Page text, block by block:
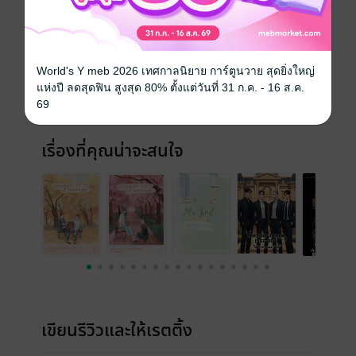
ประเภทไฟล์ pdf, epub (สารบัญ)
ความยาว 46 หน้า (≈ 7,423 คำ)
ราคาปก
เรื่องที่คุณน่าจะสนใจ
เขียนรีวิวและให้เรตติ้ง
World's Y meb 2026 เทศกาลนิยาย การ์ตูนวาย สุดยิ่งใหญ่
แห่งปี ลดสุดฟิน สูงสุด 80% ตั้งแต่วันที่ 31 ก.ค. - 16 ส.ค.
69